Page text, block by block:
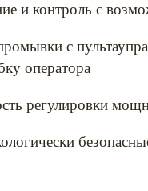
и контроль с
с
оператора
регулировки